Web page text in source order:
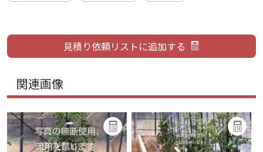
関連画像